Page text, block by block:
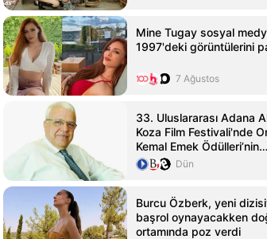
Mine Tugay sosyal
1997'deki görüntülerini
7 Ağustos
33. Uluslararası Adana
Koza Film Festivali'nde
Kemal Emek Ödülleri’nin
Sahipleri Açıklandı
Dün
Burcu Özberk, yeni
başrol oynayacakken
ortamında poz verdi